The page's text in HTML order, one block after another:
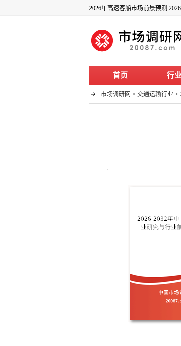
2026年高速客船市场前景预测
首页 行
市场调研网 > 交通运输行业 >